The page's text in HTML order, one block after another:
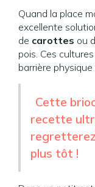
Quand la place
excellente
de carottes ou
pois. Ces
barrière
Cette
recette
plus tôt !